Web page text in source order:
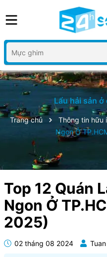
Lẩu hải sản
Trang chủ Thông tin hữu
Ngon Ở
Top 12 Quán
Ngon Ở
2025)
02 tháng 08 2024